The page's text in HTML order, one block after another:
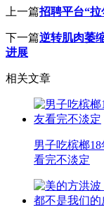
上一篇招聘平台“
下一篇逆转肌肉萎
进展
相关文章
男子吃槟榔
看完不淡定